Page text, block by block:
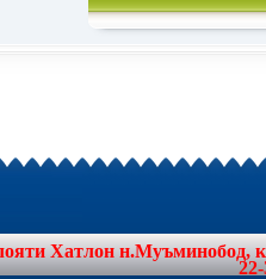
Хатлон н.Муъминобод,